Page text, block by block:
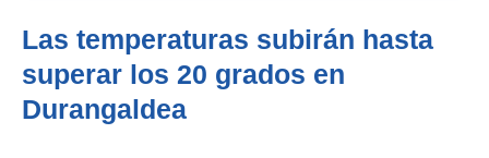
Las temperaturas subirán hasta
superar los 20 grados en
Durangaldea